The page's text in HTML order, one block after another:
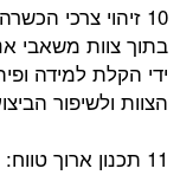
10 זיהוי צרכי
בתוך צוות משאבי
ידי הקלת למידה
הצוות ולשיפור
11 תכנון ארוך טווח: